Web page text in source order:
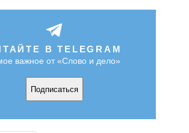
В TELEGRAM
важное от «Слово и дело»
Подписаться